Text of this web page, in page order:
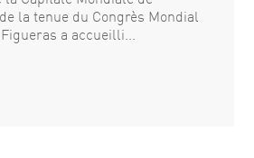
la tenue du Congrès Mondial
a accueilli...